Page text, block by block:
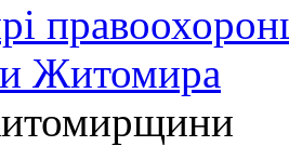
Житомира